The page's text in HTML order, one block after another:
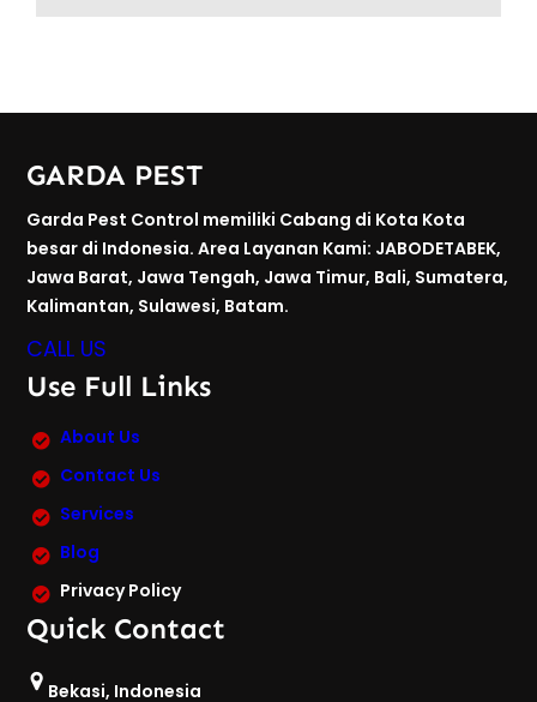
GARDA PEST
Garda Pest Control memiliki Cabang di Kota Kota
besar di Indonesia. Area Layanan Kami: JABODETABEK,
Jawa Barat, Jawa Tengah, Jawa Timur, Bali, Sumatera,
Kalimantan, Sulawesi, Batam.
CALL US
Use Full Links
About Us
Contact Us
Services
Blog
Privacy Policy
Quick Contact
Bekasi, Indonesia